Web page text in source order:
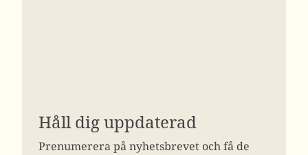
Håll dig uppdaterad
Prenumerera på nyhetsbrevet och få de